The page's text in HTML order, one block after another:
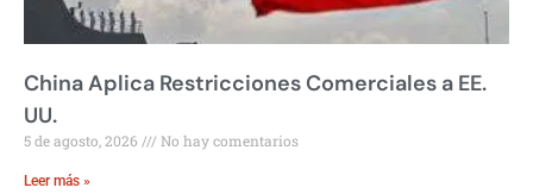
China Aplica Restricciones Comerciales a EE.
UU.
5 de agosto, 2026 No hay comentarios
Leer más »